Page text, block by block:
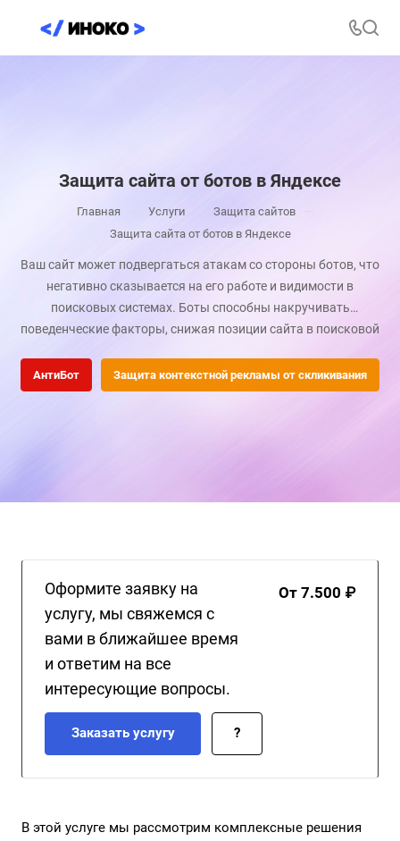
Защита сайта от ботов в Яндексе
Главная — Услуги — Защита сайтов —
Защита сайта от ботов в Яндексе
Ваш сайт может подвергаться атакам со стороны ботов, что
негативно сказывается на его работе и видимости в
поисковых системах. Боты способны накручивать
поведенческие факторы, снижая позиции сайта в поисковой
приводить к блокировке ресурса.
АнтиБот Защита контекстной рекламы от скликивания
Оформите заявку на
услугу, мы свяжемся с
вами в ближайшее время
и ответим на все
интересующие вопросы.
От 7.500 ₽
Заказать услугу ?
В этой услуге мы рассмотрим комплексные решения